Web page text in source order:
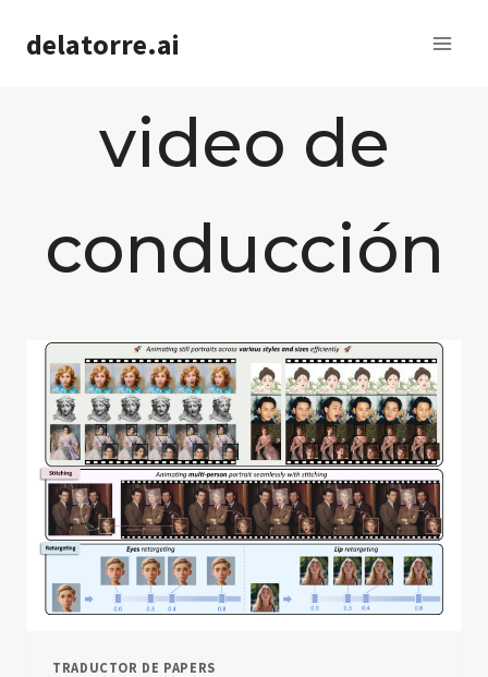
delatorre.ai
video de
conducción
TRADUCTOR DE PAPERS